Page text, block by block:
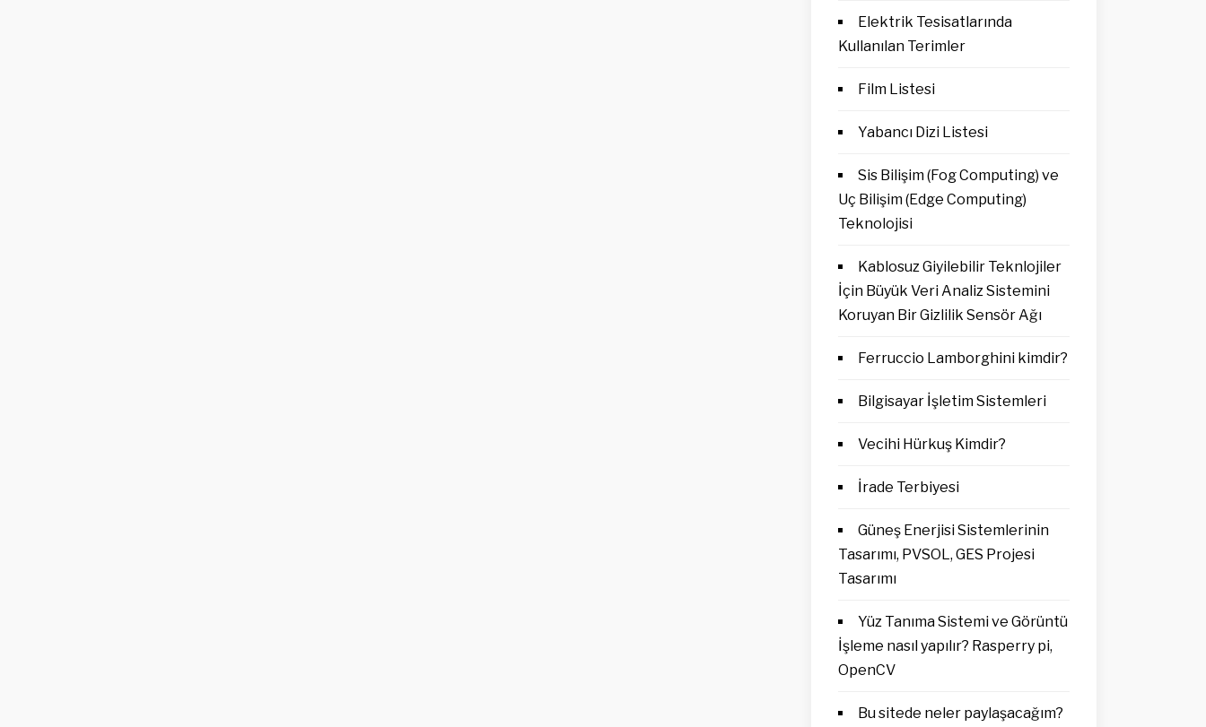
Elektrik Tesisatlarında
Kullanılan Terimler
Film Listesi
Yabancı Dizi Listesi
Sis Bilişim (Fog Computing) ve
Uç Bilişim (Edge Computing)
Teknolojisi
Kablosuz Giyilebilir Teknlojiler
İçin Büyük Veri Analiz Sistemini
Koruyan Bir Gizlilik Sensör Ağı
Ferruccio Lamborghini kimdir?
Bilgisayar İşletim Sistemleri
Vecihi Hürkuş Kimdir?
İrade Terbiyesi
Güneş Enerjisi Sistemlerinin
Tasarımı, PVSOL, GES Projesi
Tasarımı
Yüz Tanıma Sistemi ve Görüntü
İşleme nasıl yapılır? Rasperry pi,
OpenCV
Bu sitede neler paylaşacağım?